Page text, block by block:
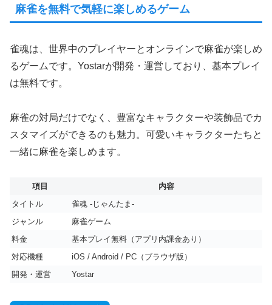
麻雀を無料で気軽に楽しめるゲーム
雀魂は、世界中のプレイヤーとオンラインで麻雀が楽しめ
るゲームです。Yostarが開発・運営しており、基本プレイ
は無料です。
麻雀の対局だけでなく、豊富なキャラクターや装飾品でカ
スタマイズができるのも魅力。可愛いキャラクターたちと
一緒に麻雀を楽しめます。
項目
内容
タイトル
雀魂 -じゃんたま-
ジャンル
麻雀ゲーム
料金
基本プレイ無料（アプリ内課金あり）
対応機種
iOS / Android / PC（ブラウザ版）
開発・運営
Yostar